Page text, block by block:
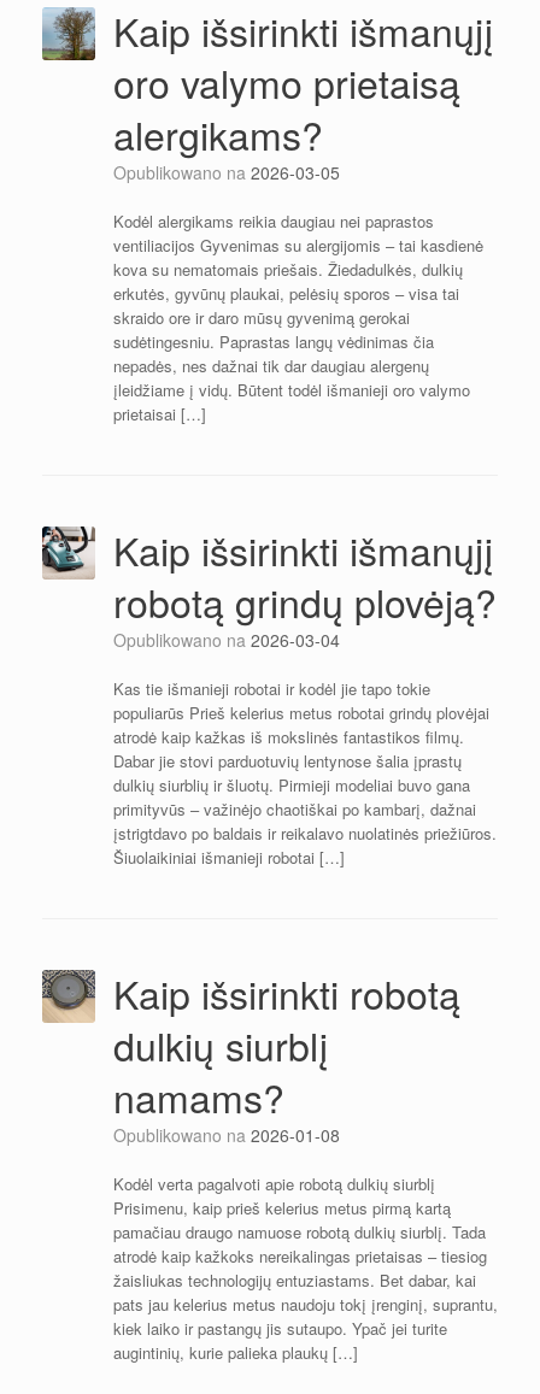
Kaip išsirinkti išmanųjį
oro valymo prietaisą
alergikams?
Opublikowano na 2026-03-05
Kodėl alergikams reikia daugiau nei paprastos
ventiliacijos Gyvenimas su alergijomis – tai kasdienė
kova su nematomais priešais. Žiedadulkės, dulkių
erkutės, gyvūnų plaukai, pelėsių sporos – visa tai
skraido ore ir daro mūsų gyvenimą gerokai
sudėtingesniu. Paprastas langų vėdinimas čia
nepadės, nes dažnai tik dar daugiau alergenų
įleidžiame į vidų. Būtent todėl išmanieji oro valymo
prietaisai […]
Kaip išsirinkti išmanųjį
robotą grindų plovėją?
Opublikowano na 2026-03-04
Kas tie išmanieji robotai ir kodėl jie tapo tokie
populiarūs Prieš kelerius metus robotai grindų plovėjai
atrodė kaip kažkas iš mokslinės fantastikos filmų.
Dabar jie stovi parduotuvių lentynose šalia įprastų
dulkių siurblių ir šluotų. Pirmieji modeliai buvo gana
primityvūs – važinėjo chaotiškai po kambarį, dažnai
įstrigtdavo po baldais ir reikalavo nuolatinės priežiūros.
Šiuolaikiniai išmanieji robotai […]
Kaip išsirinkti robotą
dulkių siurblį
namams?
Opublikowano na 2026-01-08
Kodėl verta pagalvoti apie robotą dulkių siurblį
Prisimenu, kaip prieš kelerius metus pirmą kartą
pamačiau draugo namuose robotą dulkių siurblį. Tada
atrodė kaip kažkoks nereikalingas prietaisas – tiesiog
žaisliukas technologijų entuziastams. Bet dabar, kai
pats jau kelerius metus naudoju tokį įrenginį, suprantu,
kiek laiko ir pastangų jis sutaupo. Ypač jei turite
augintinių, kurie palieka plaukų […]